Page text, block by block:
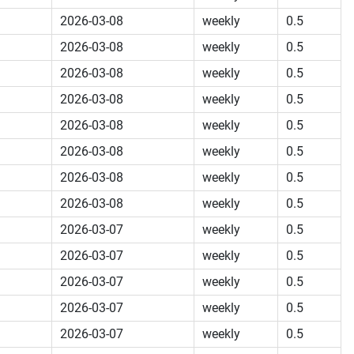
2026-03-08 weekly
0.5
2026-03-08 weekly
0.5
2026-03-08 weekly
0.5
2026-03-08 weekly
0.5
2026-03-08 weekly
0.5
2026-03-08 weekly
0.5
2026-03-08 weekly
0.5
2026-03-08 weekly
0.5
2026-03-07 weekly
0.5
2026-03-07 weekly
0.5
2026-03-07 weekly
0.5
2026-03-07 weekly
0.5
2026-03-07 weekly
0.5